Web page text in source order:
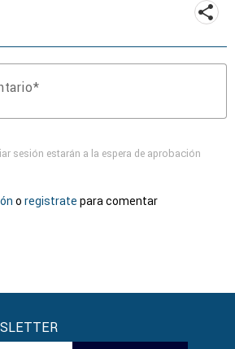
sesión estarán a la espera de aprobación
o registrate para comentar